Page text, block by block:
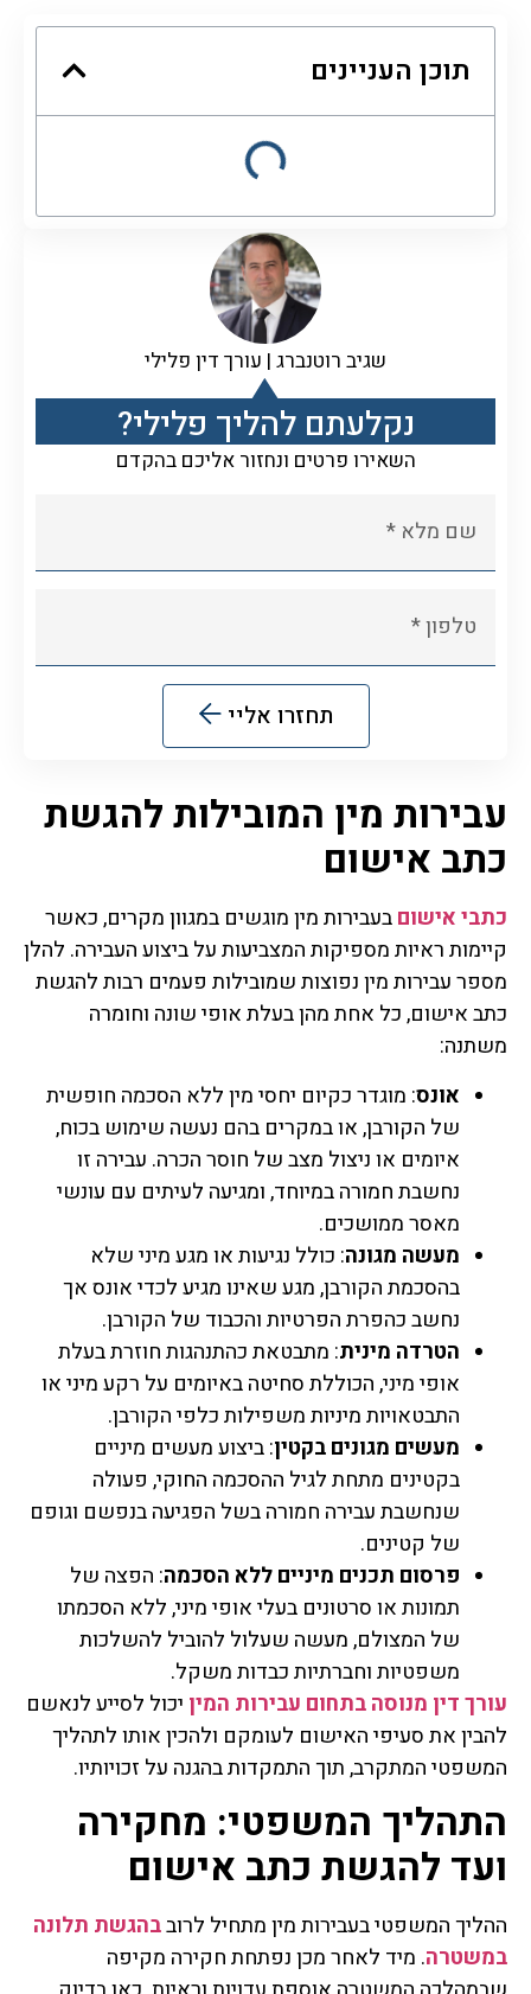
עבירות מין המובילות להגשת
כתב אישום
כתבי אישוםבעבירות מין מוגשים במגוון מקרים, כאשר
קיימות ראיות מספיקות המצביעות על ביצוע העבירה. להלן
מספר עבירות מין נפוצות שמובילות פעמים רבות להגשת
כתב אישום, כל אחת מהן בעלת אופי שונה וחומרה
משתנה:
אונס: מוגדר כקיום יחסי מין ללא הסכמה חופשית
של הקורבן, או במקרים בהם נעשה שימוש בכוח,
איומים או ניצול מצב של חוסר הכרה. עבירה זו
נחשבת חמורה במיוחד, ומגיעה לעיתים עם עונשי
מאסר ממושכים.
מעשה מגונה: כולל נגיעות או מגע מיני שלא
בהסכמת הקורבן, מגע שאינו מגיע לכדי אונס אך
נחשב כהפרת הפרטיות והכבוד של הקורבן.
הטרדה מינית: מתבטאת כהתנהגות חוזרת בעלת
אופי מיני, הכוללת סחיטה באיומים על רקע מיני או
התבטאויות מיניות משפילות כלפי הקורבן.
מעשים מגונים בקטין: ביצוע מעשים מיניים
בקטינים מתחת לגיל ההסכמה החוקי, פעולה
שנחשבת עבירה חמורה בשל הפגיעה בנפשם וגופם
של קטינים.
פרסום תכנים מיניים ללא הסכמה: הפצה של
תמונות או סרטונים בעלי אופי מיני, ללא הסכמתו
של המצולם, מעשה שעלול להוביל להשלכות
משפטיות וחברתיות כבדות משקל.
עורך דין מנוסה בתחום עבירות המין יכול לסייע לנאשם
להבין את סעיפי האישום לעומקם ולהכין אותו לתהליך
המשפטי המתקרב, תוך התמקדות בהגנה על זכויותיו.
התהליך המשפטי: מחקירה
ועד להגשת כתב אישום
ההליך המשפטי בעבירות מין מתחיל לרובבהגשת תלונה
במשטרה. מיד לאחר מכן נפתחת חקירה מקיפה
שגיב רוטנברג | עורך דין פלילי
נקלעתם להליך פלילי?
השאירו פרטים ונחזור אליכם בהקדם
תחזרו אליי
תוכן העניינים